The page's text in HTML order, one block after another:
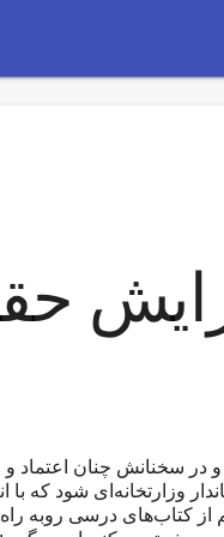
وزارتخانه‌ای شود که
از کتاب‌های درسی روبه